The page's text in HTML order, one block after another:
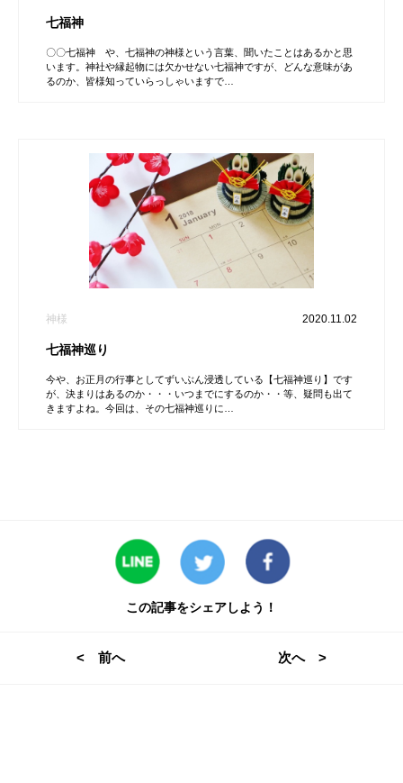
七福神
〇〇七福神 や、七福神の神様という言葉、聞いたことはあるかと思
います。神社や縁起物には欠かせない七福神ですが、どんな意味があ
るのか、皆様知っていらっしゃいますで…
神様 2020.11.02
七福神巡り
今や、お正月の行事としてずいぶん浸透している【七福神巡り】です
が、決まりはあるのか・・・いつまでにするのか・・等、疑問も出て
きますよね。今回は、その七福神巡りに…
この記事をシェアしよう！
< 前へ 次へ >